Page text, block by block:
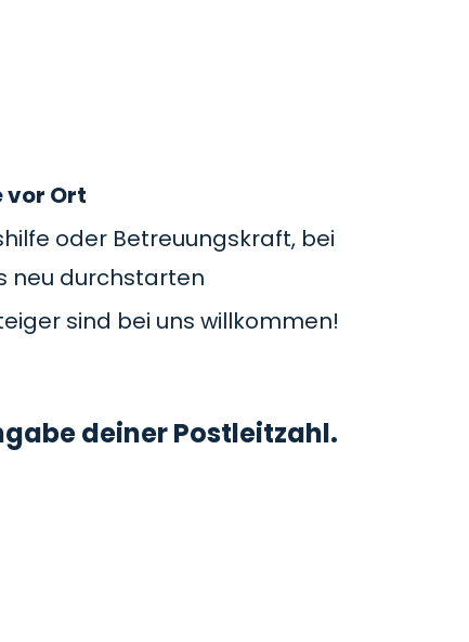
vor Ort
oder Betreuungskraft, bei
neu durchstarten
sind bei uns willkommen!
deiner Postleitzahl.